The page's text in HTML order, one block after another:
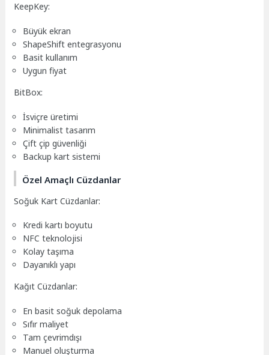
KeepKey:
Büyük ekran
ShapeShift entegrasyonu
Basit kullanım
Uygun fiyat
BitBox:
İsviçre üretimi
Minimalist tasarım
Çift çip güvenliği
Backup kart sistemi
Özel Amaçlı Cüzdanlar
Soğuk Kart Cüzdanlar:
Kredi kartı boyutu
NFC teknolojisi
Kolay taşıma
Dayanıklı yapı
Kağıt Cüzdanlar:
En basit soğuk depolama
Sıfır maliyet
Tam çevrimdışı
Manuel oluşturma